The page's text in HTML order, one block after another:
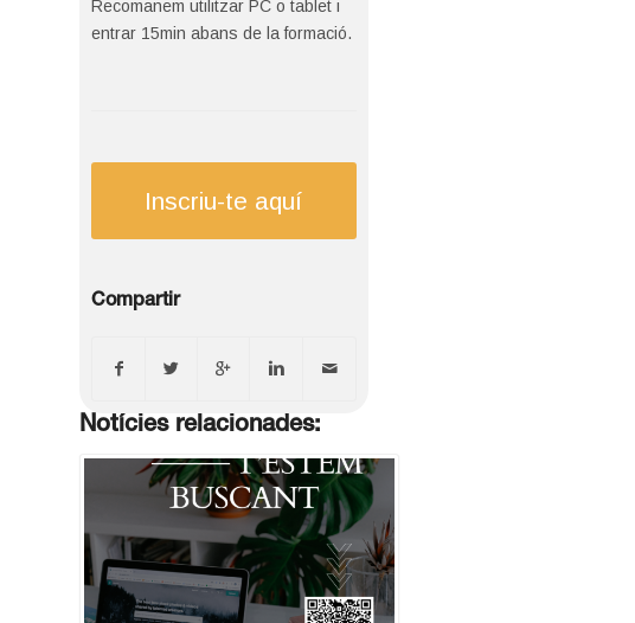
Recomanem utilitzar PC o tablet i
entrar 15min abans de la formació.
Inscriu-te aquí
Compartir
Notícies relacionades: